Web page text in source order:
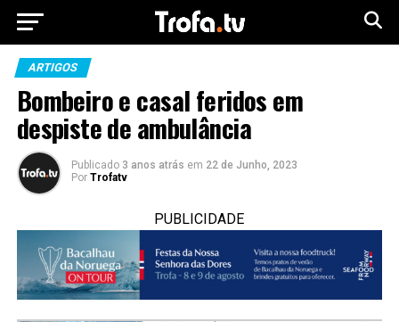
ARTIGOS
Bombeiro e casal feridos em
despiste de ambulância
Publicado 3 anos atrás em 22 de Junho, 2023
Por Trofatv
PUBLICIDADE